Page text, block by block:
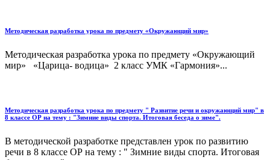
Методическая разработка урока по предмету «Окружающий мир»
Методическая разработка урока по предмету «Окружающий
мир» «Царица- водица» 2 класс УМК «Гармония»...
Методическая разработка урока по предмету " Развитие речи и окружающий мир" в
8 классе ОР на тему : "Зимние виды спорта. Итоговая беседа о зиме".
В методической разработке представлен урок по развитию
речи в 8 классе ОР на тему : " Зимние виды спорта. Итоговая